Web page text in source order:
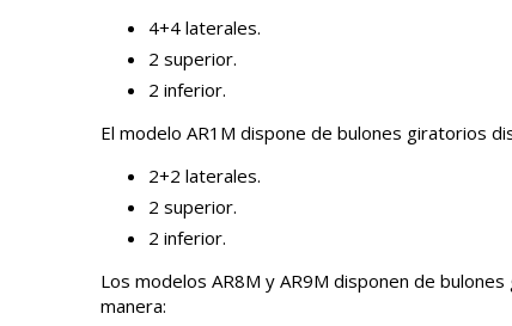
4+4 laterales.
2 superior.
2 inferior.
El modelo AR1M dispone de bulones giratorios
2+2 laterales.
2 superior.
2 inferior.
Los modelos AR8M y AR9M disponen de
manera: